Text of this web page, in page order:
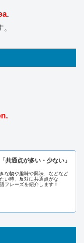
.
共通点が多い・少ない」
な物や趣味や興味、などなど
い時、反対に共通点がな
フレーズを紹介します！